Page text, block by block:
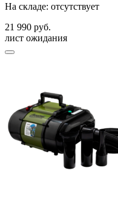
На складе: отсутствует
21 990 руб.
лист ожидания